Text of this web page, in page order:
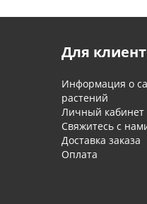
Для
Информация о
растений
Личный кабинет
Свяжитесь с
Доставка заказа
Оплата